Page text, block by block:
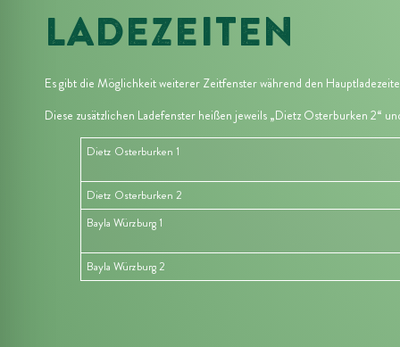
LADEZEITEN
Es gibt die Möglichkeit weiterer Zeitfenster während den
Diese zusätzlichen Ladefenster heißen jeweils „Dietz Osterburken 2“
Dietz Osterburken 1
Dietz Osterburken 2
Bayla Würzburg 1
Bayla Würzburg 2